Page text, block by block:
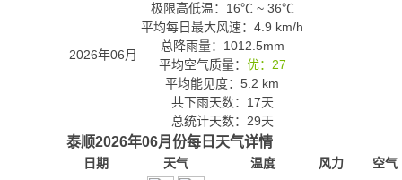
2026年06月
极限高低温： 16℃ ~ 36℃
平均每日最大风速：4.9 km/h
总降雨量：1012.5mm
平均空气质量： 优：27
平均能见度：5.2 km
共下雨天数：17天
总统计天数：29天
泰顺2026年06月份每日天气详情
日期 天气 温度 风力 空气